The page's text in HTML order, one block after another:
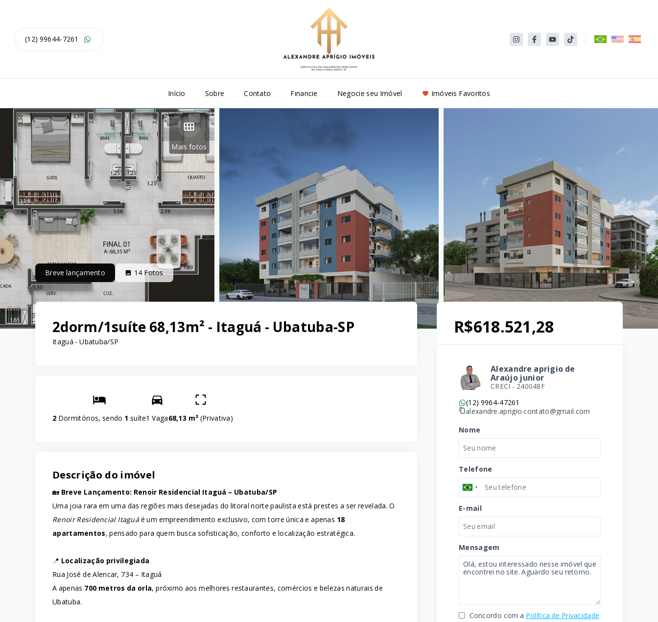
(12) 99644-7261
Início Sobre Contato Financie Negocie seu Imóvel Imóveis Favoritos
Mais fotos
Breve lançamento 14 Fotos
2dorm/1suíte 68,13m² - Itaguá - Ubatuba-SP
Itaguá - Ubatuba/SP
2 Dormitórios, sendo 1 suíte1 Vaga68,13 m² (Privativa)
Descrição do imóvel
🏡 Breve Lançamento: Renoir Residencial Itaguá – Ubatuba/SP
Uma joia rara em uma das regiões mais desejadas do litoral norte paulista está prestes a ser revelada. O
Renoir Residencial Itaguáé um empreendimento exclusivo, com torre única e apenas 18
apartamentos, pensado para quem busca sofisticação, conforto e localização estratégica.
📍 Localização privilegiada
Rua José de Alencar, 734 – Itaguá
A apenas 700 metros da orla, próximo aos melhores restaurantes, comércios e belezas naturais de
Ubatuba.
R$618.521,28
Alexandre aprigio de
Araújo junior
CRECI - 240048F
(12) 9964-47261
alexandre.aprigio.contato@gmail.com
Nome
Telefone
E-mail
Mensagem
Concordo com a Política de Privacidade